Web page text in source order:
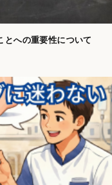
とへの重要性について